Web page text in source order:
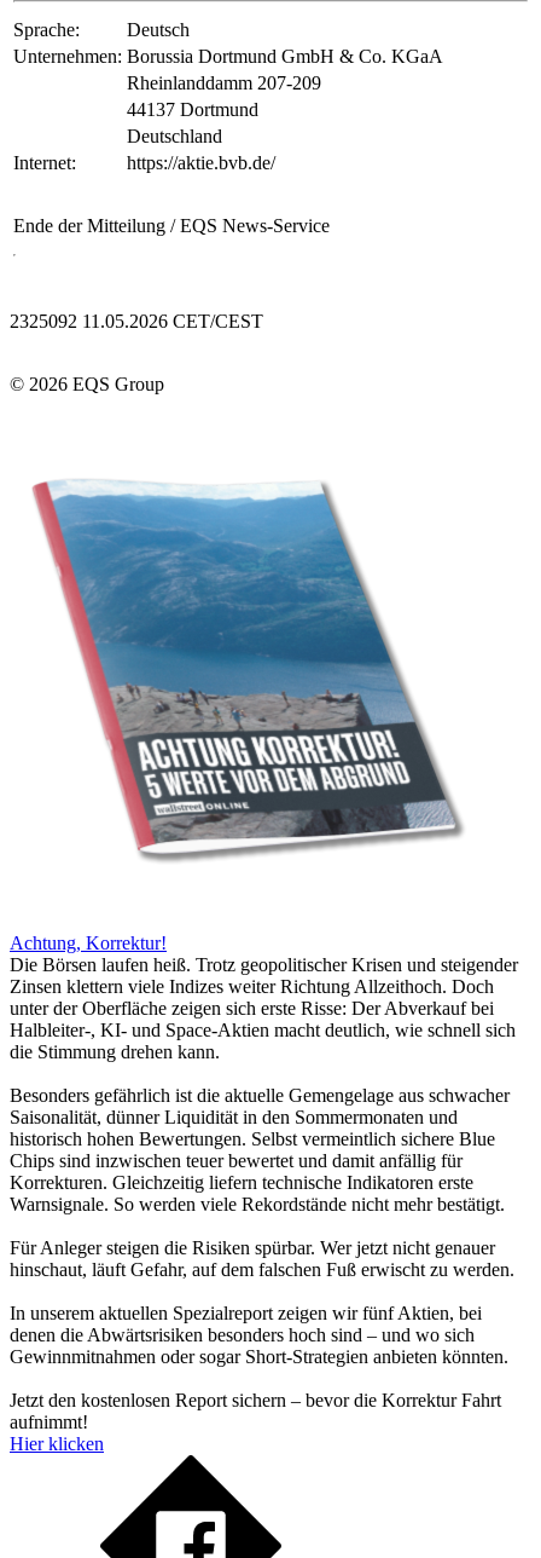
Sprache:
Deutsch
Unternehmen: Borussia Dortmund GmbH & Co. KGaA
Rheinlanddamm 207-209
44137 Dortmund
Deutschland
Internet:
https://aktie.bvb.de/
Ende der Mitteilung / EQS News-Service
2325092 11.05.2026 CET/CEST
© 2026 EQS Group
Achtung, Korrektur!
Die Börsen laufen heiß. Trotz geopolitischer Krisen und steigender
Zinsen klettern viele Indizes weiter Richtung Allzeithoch. Doch
unter der Oberfläche zeigen sich erste Risse: Der Abverkauf bei
Halbleiter-, KI- und Space-Aktien macht deutlich, wie schnell sich
die Stimmung drehen kann.
Besonders gefährlich ist die aktuelle Gemengelage aus schwacher
Saisonalität, dünner Liquidität in den Sommermonaten und
historisch hohen Bewertungen. Selbst vermeintlich sichere Blue
Chips sind inzwischen teuer bewertet und damit anfällig für
Korrekturen. Gleichzeitig liefern technische Indikatoren erste
Warnsignale. So werden viele Rekordstände nicht mehr bestätigt.
Für Anleger steigen die Risiken spürbar. Wer jetzt nicht genauer
hinschaut, läuft Gefahr, auf dem falschen Fuß erwischt zu werden.
In unserem aktuellen Spezialreport zeigen wir fünf Aktien, bei
denen die Abwärtsrisiken besonders hoch sind – und wo sich
Gewinnmitnahmen oder sogar Short-Strategien anbieten könnten.
Jetzt den kostenlosen Report sichern – bevor die Korrektur Fahrt
aufnimmt!
Hier klicken